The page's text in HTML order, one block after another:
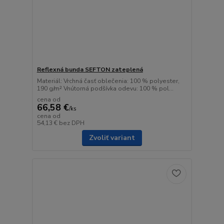
Reflexná bunda SEFTON zateplená
Materiál: Vrchná časť oblečenia: 100 % polyester,
190 g/m² Vnútorná podšívka odevu: 100 % pol...
cena od
66,58 €/ks
cena od
54,13 € bez DPH
Zvoliť variant